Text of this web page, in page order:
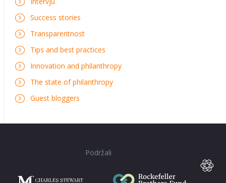
Success stories
Transparentnost
Tips and best practices
Innovation and philanthropy
The state of philanthropy
Guest bloggers
Podržali